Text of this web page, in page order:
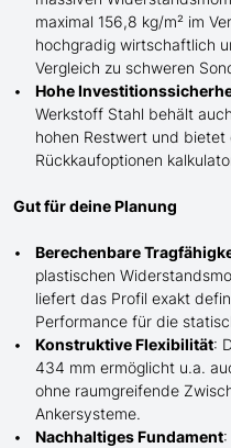
maximal 156,8 kg/m² im
hochgradig wirtschaftlich
Vergleich zu schweren
Hohe
Werkstoff Stahl behält
hohen Restwert und
Rückkaufoptionen
Gut für deine Planung
Berechenbare
plastischen
liefert das Profil exakt
Performance für die
Konstruktive Flexibilität:
434 mm ermöglicht u.a.
ohne raumgreifende
Ankersysteme.
Nachhaltiges Fundament